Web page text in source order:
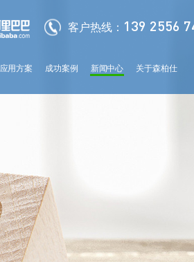
客户热线： 139 2556
应用方案 成功案例 新闻中心 关于森柏仕